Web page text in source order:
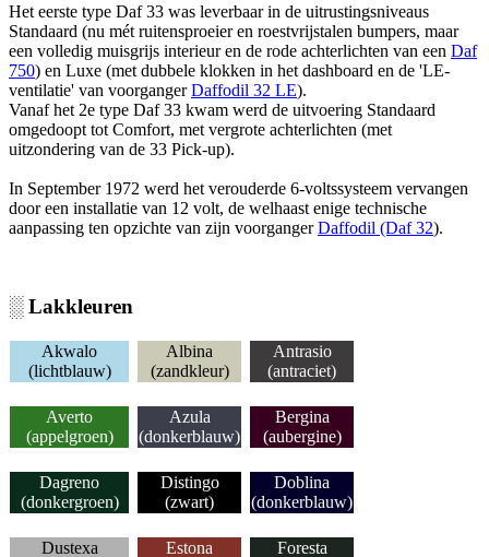
Het eerste type Daf 33 was leverbaar in de uitrustingsniveaus
Standaard (nu mét ruitensproeier en roestvrijstalen bumpers, maar
een volledig muisgrijs interieur en de rode achterlichten van een Daf
750) en Luxe (met dubbele klokken in het dashboard en de 'LE-
ventilatie' van voorgangerDaffodil 32 LE).
Vanaf het 2e type Daf 33 kwam werd de uitvoering Standaard
omgedoopt tot Comfort, met vergrote achterlichten (met
uitzondering van de 33 Pick-up).
In September 1972 werd het verouderde 6-voltssysteem vervangen
door een installatie van 12 volt, de welhaast enige technische
aanpassing ten opzichte van zijn voorgangerDaffodil (Daf 32).
░ Lakkleuren
Akwalo
(lichtblauw)
Albina
(zandkleur)
Antrasio
(antraciet)
Averto
(appelgroen)
Azula
(donkerblauw)
Bergina
(aubergine)
Dagreno
(donkergroen)
Distingo
(zwart)
Doblina
(donkerblauw)
Dustexa
Estona
Foresta